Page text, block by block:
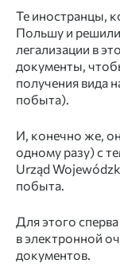
Те иностранцы,
Польшу и
легализации в
документы,
получения вида
побыта).
И, конечно же,
одному разу) с
Urząd
побыта
Для этого
в электронной
документов.